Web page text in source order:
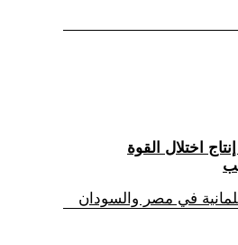
في مصر والسودان